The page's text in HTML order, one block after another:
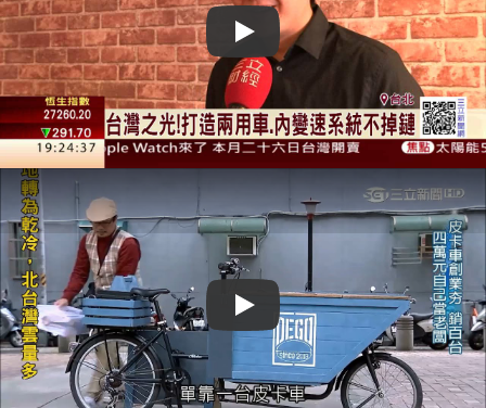
Play
Play